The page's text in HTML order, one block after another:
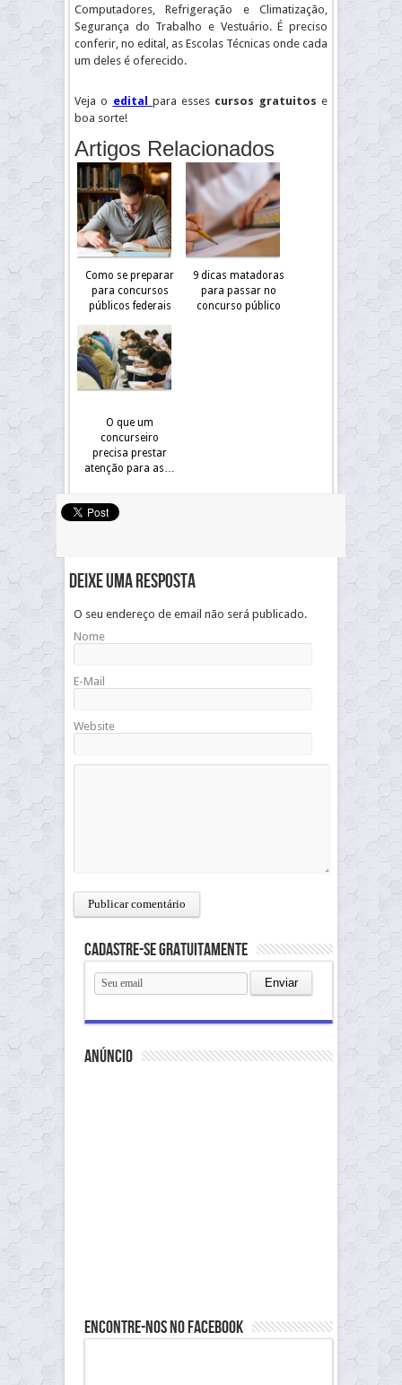
Computadores, Refrigeração e Climatização,
Segurança do Trabalho e Vestuário. É preciso
conferir, no edital, as Escolas Técnicas onde cada
um deles é oferecido.
Veja o edital para esses cursos gratuitos e
boa sorte!
Artigos Relacionados
Como se preparar
para concursos
públicos federais
9 dicas matadoras
para passar no
concurso público
O que um
concurseiro
precisa prestar
atenção para as…
Deixe uma resposta
O seu endereço de email não será publicado.
Nome
E-Mail
Website
Cadastre-se gratuitamente
anúncio
Encontre-nos no Facebook